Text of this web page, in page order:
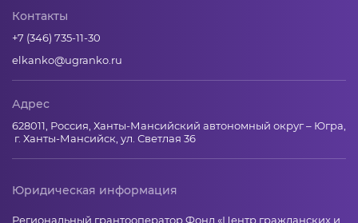
Контакты
+7 (346) 735-11-30
elkanko@ugranko.ru
Адрес
628011, Россия, Ханты-Мансийский автономный округ – Югра,
г. Ханты-Мансийск, ул. Светлая 36
Юридическая информация
Региональный грантооператор Фонд «Центр гражданских и